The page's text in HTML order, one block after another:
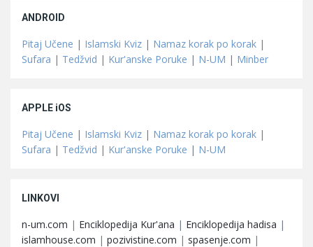
ANDROID
Pitaj Učene | Islamski Kviz | Namaz korak po korak |
Sufara | Tedžvid | Kur'anske Poruke | N-UM | Minber
APPLE iOS
Pitaj Učene | Islamski Kviz | Namaz korak po korak |
Sufara | Tedžvid | Kur'anske Poruke | N-UM
LINKOVI
n-um.com | Enciklopedija Kur'ana | Enciklopedija hadisa |
islamhouse.com | pozivistine.com | spasenje.com |